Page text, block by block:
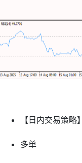
【日内交易策略】
多单